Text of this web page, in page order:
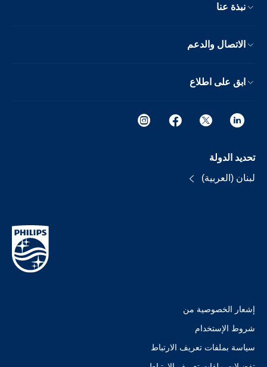
نبذة عنا
الاتصال والدعم
ابق على اطلاع
تحديد الدولة
لبنان (العربية)
إشعار الخصوصية من
شروط الإستخدام
سياسة بملفات تعريف الارتباط